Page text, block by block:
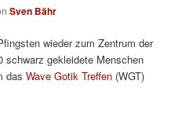
Sven Bähr
wieder zum Zentrum der
schwarz gekleidete Menschen
dasWave Gotik Treffen (WGT)